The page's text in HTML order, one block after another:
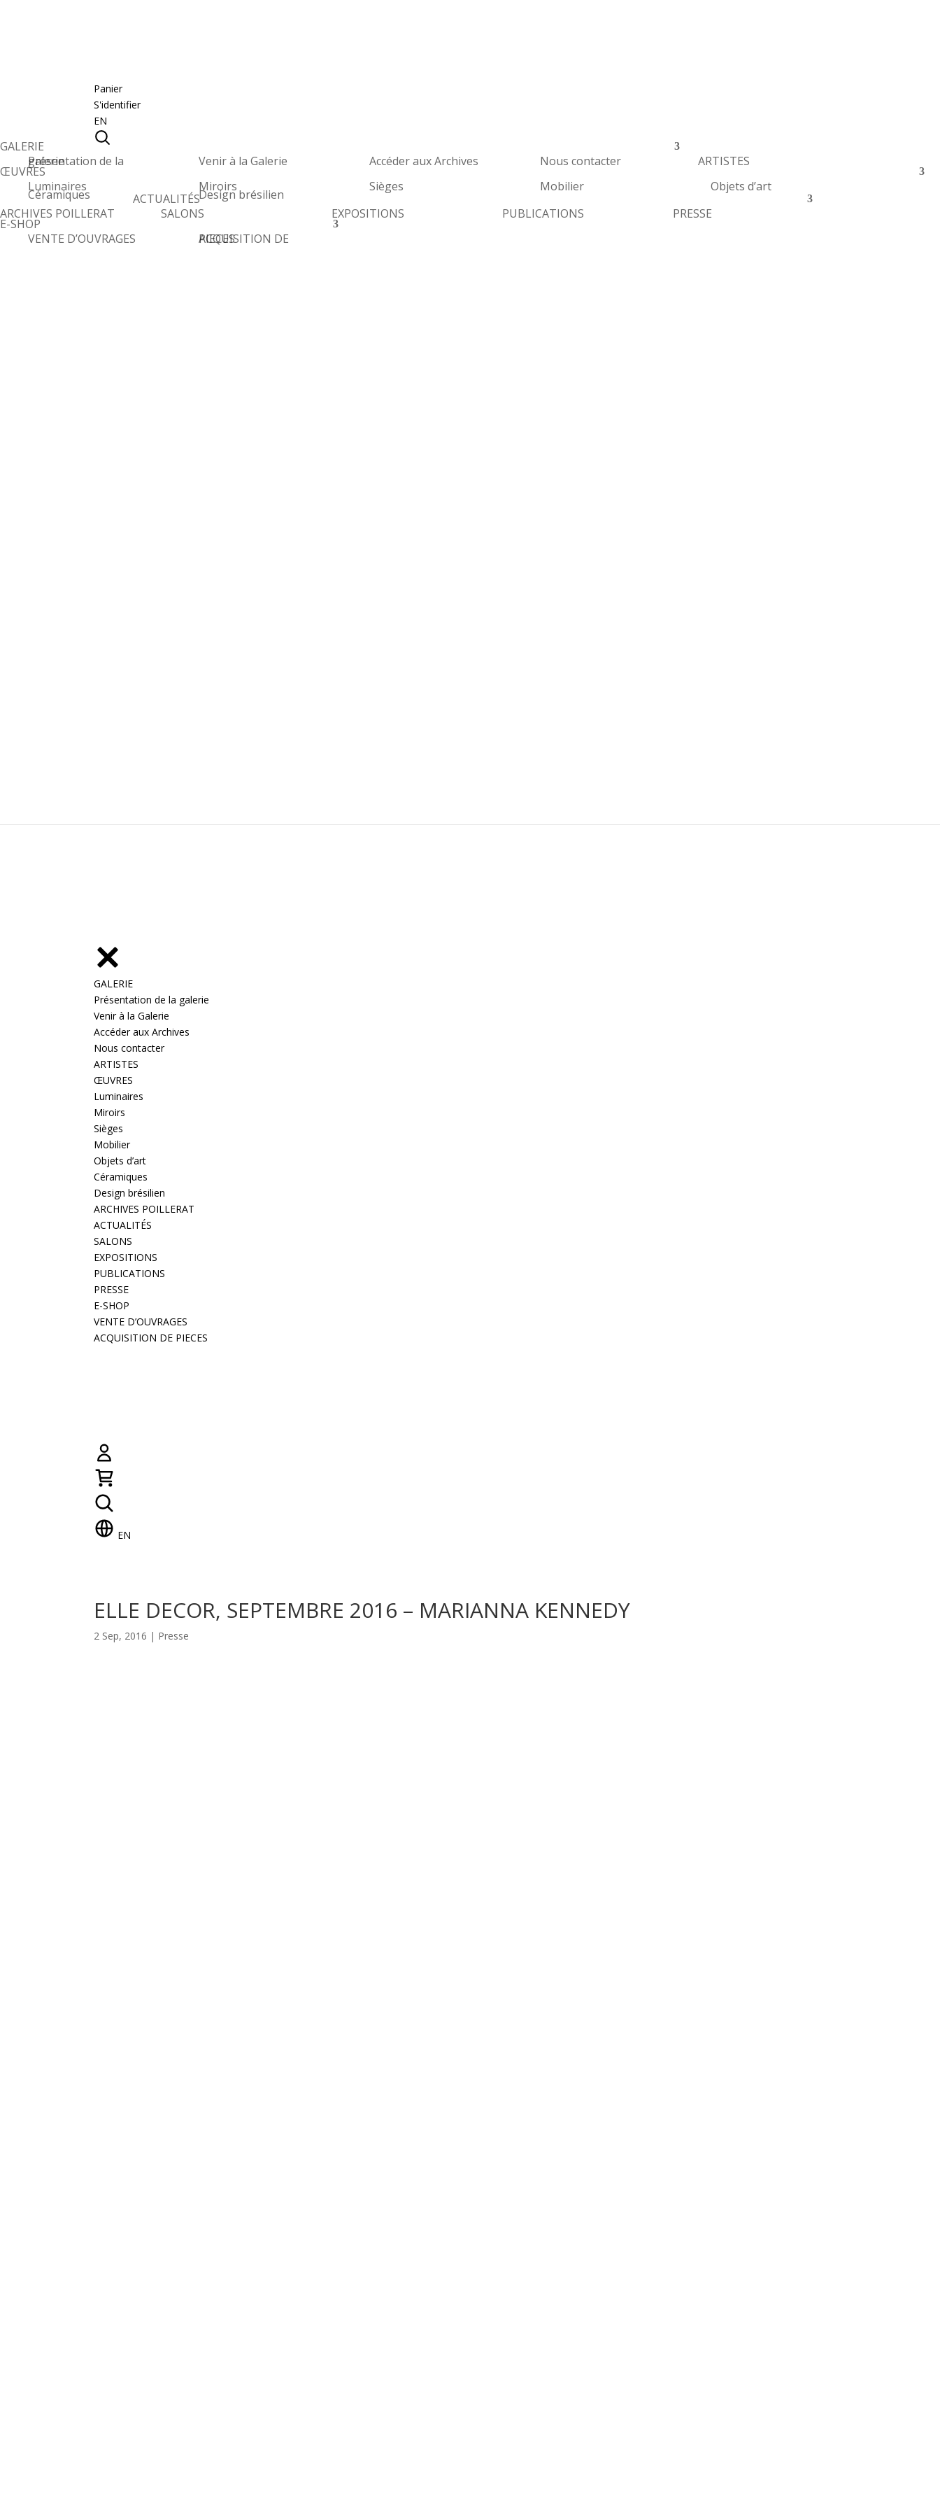
Panier
S'identifier
EN
GALERIE
Présentation de la galerie
Venir à la Galerie Accéder aux Archives Nous contacter ARTISTES
ŒUVRES
Luminaires
Miroirs Sièges Mobilier Objets d’art
Céramiques
Design brésilien
ARCHIVES POILLERAT
ACTUALITÉS
SALONS
EXPOSITIONS PUBLICATIONS PRESSE
E-SHOP
VENTE D’OUVRAGES
ACQUISITION DE PIECES
GALERIE
Présentation de la galerie
Venir à la Galerie
Accéder aux Archives
Nous contacter
ARTISTES
ŒUVRES
Luminaires
Miroirs
Sièges
Mobilier
Objets d’art
Céramiques
Design brésilien
ARCHIVES POILLERAT
ACTUALITÉS
SALONS
EXPOSITIONS
PUBLICATIONS
PRESSE
E-SHOP
VENTE D’OUVRAGES
ACQUISITION DE PIECES
EN
ELLE DECOR, SEPTEMBRE 2016 – MARIANNA KENNEDY
2 Sep, 2016 | Presse